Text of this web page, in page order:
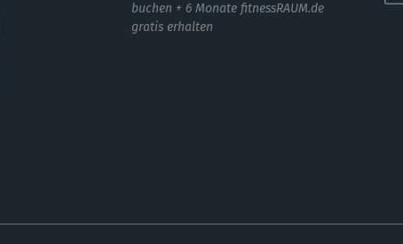
buchen + 6 Monate fitnessRAUM.de
gratis erhalten